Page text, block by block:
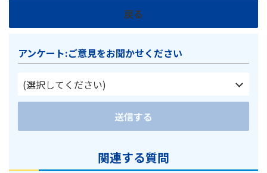
戻る
アンケート:ご意見をお聞かせください
(選択してください)
送信する
関連する質問